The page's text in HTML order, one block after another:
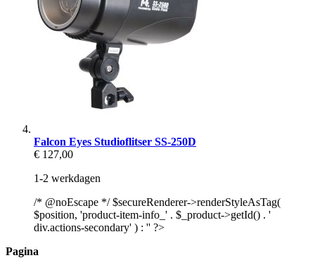
Falcon Eyes Studioflitser SS-250D
€ 127,00
1-2 werkdagen
/* @noEscape */ $secureRenderer->renderStyleAsTag(
$position, 'product-item-info_' . $_product->getId() . '
div.actions-secondary' ) : '' ?>
Pagina